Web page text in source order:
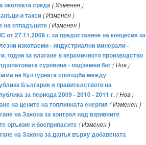
околната среда( Изменен )
и такси( Изменен )
на отпадъците( Изменен )
27.11.2008 г. за предоставяне на концесия за
изкопаеми - индустриални минерали -
годни за влагане в керамичното производство
суровина - подземни бог( Нов )
на Културната спогодба между
България и правителството на
за периода 2009 - 2010 - 2011 г.( Нов )
на цените на топлинната енергия( Изменен )
на Закона за контрол над взривните
оръжия и боеприпасите( Изменен )
на Закона за данък върху добавената